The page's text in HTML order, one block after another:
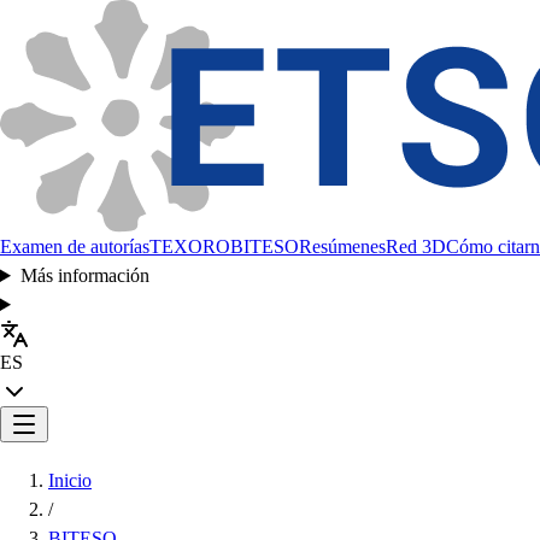
Examen de autoríasTEXOROBITESOResúmenesRed 3DCómo
Más información
ES
Inicio
/